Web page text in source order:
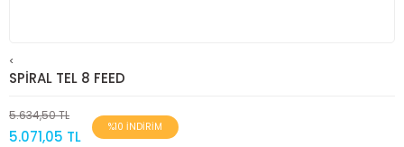
<
SPİRAL TEL 8 FEED
5.634,50 TL
5.071,05 TL
%10 İNDİRİM